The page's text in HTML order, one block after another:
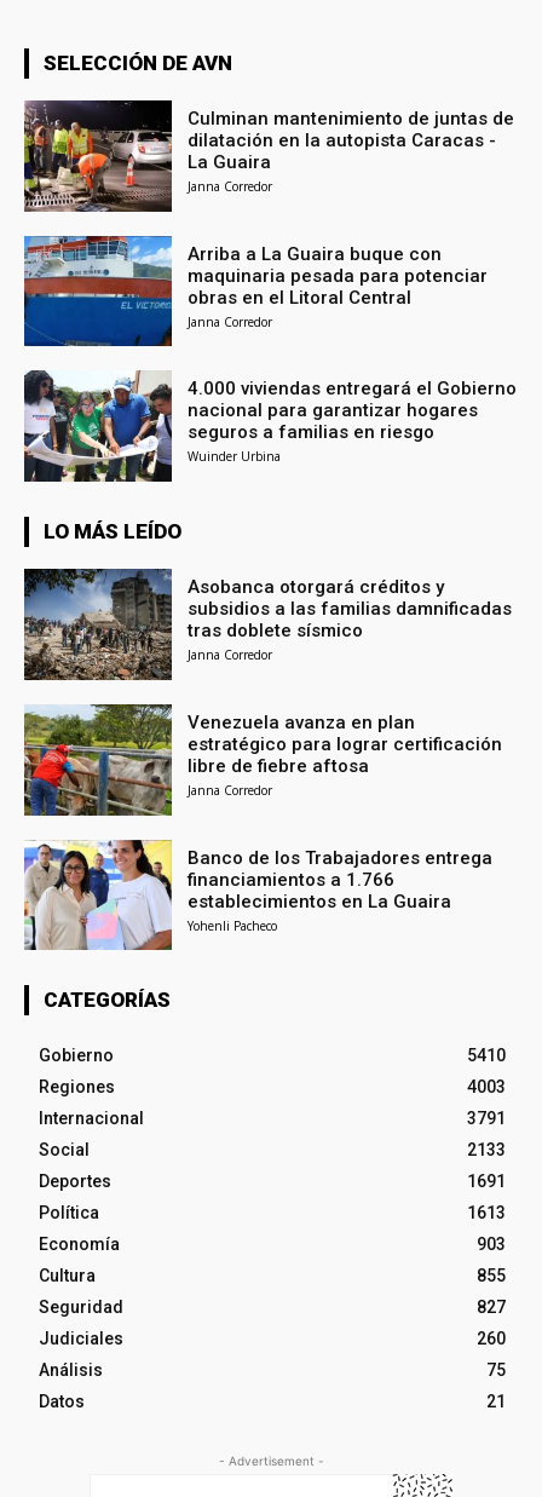
SELECCIÓN DE AVN
Culminan mantenimiento de juntas de
dilatación en la autopista Caracas -
La Guaira
Janna Corredor
Arriba a La Guaira buque con
maquinaria pesada para potenciar
obras en el Litoral Central
Janna Corredor
4.000 viviendas entregará el Gobierno
nacional para garantizar hogares
seguros a familias en riesgo
Wuinder Urbina
LO MÁS LEÍDO
Asobanca otorgará créditos y
subsidios a las familias damnificadas
tras doblete sísmico
Janna Corredor
Venezuela avanza en plan
estratégico para lograr certificación
libre de fiebre aftosa
Janna Corredor
Banco de los Trabajadores entrega
financiamientos a 1.766
establecimientos en La Guaira
Yohenli Pacheco
CATEGORÍAS
Gobierno
5410
Regiones
4003
Internacional
3791
Social
2133
Deportes
1691
Política
1613
Economía
903
Cultura
855
Seguridad
827
Judiciales
260
Análisis
75
Datos
21
- Advertisement -